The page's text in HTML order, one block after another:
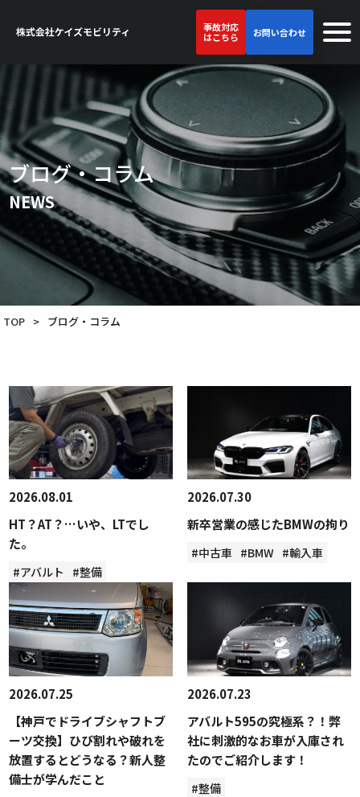
事故対応
はこちら
お問い合わせ
ブログ・コラム
NEWS
TOP > ブログ・コラム
2026.08.01
HT？AT？…いや、LTでし
た。
#アバルト #整備
2026.07.30
新卒営業の感じたBMWの拘り
#中古車 #BMW #輸入車
2026.07.25
【神戸でドライブシャフトブ
ーツ交換】ひび割れや破れを
放置するとどうなる？新人整
備士が学んだこと
2026.07.23
アバルト595の究極系？！弊
社に刺激的なお車が入庫され
たのでご紹介します！
#整備